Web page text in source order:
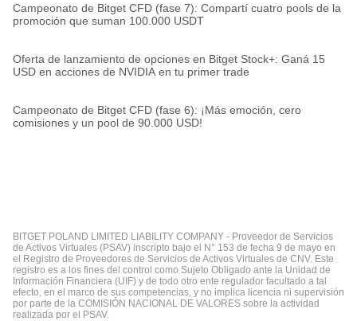
Campeonato de Bitget CFD (fase 7): Compartí cuatro pools de la
promoción que suman 100.000 USDT
Oferta de lanzamiento de opciones en Bitget Stock+: Ganá 15
USD en acciones de NVIDIA en tu primer trade
Campeonato de Bitget CFD (fase 6): ¡Más emoción, cero
comisiones y un pool de 90.000 USD!
BITGET POLAND LIMITED LIABILITY COMPANY - Proveedor de Servicios
de Activos Virtuales (PSAV) inscripto bajo el N° 153 de fecha 9 de mayo en
el Registro de Proveedores de Servicios de Activos Virtuales de CNV. Este
registro es a los fines del control como Sujeto Obligado ante la Unidad de
Información Financiera (UIF) y de todo otro ente regulador facultado a tal
efecto, en el marco de sus competencias, y no implica licencia ni supervisión
por parte de la COMISIÓN NACIONAL DE VALORES sobre la actividad
realizada por el PSAV.